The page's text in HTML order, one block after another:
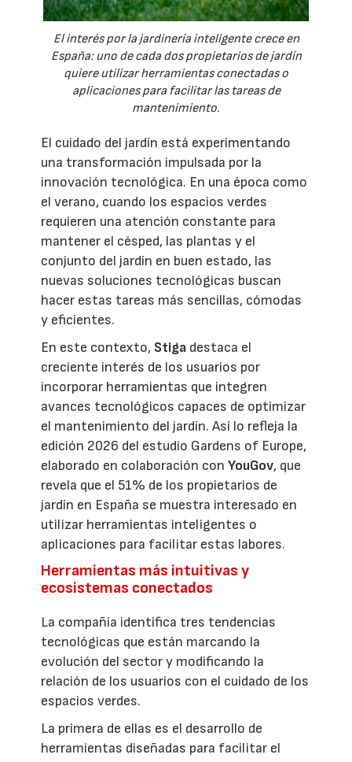
El interés por la jardinería inteligente crece en
España: uno de cada dos propietarios de jardín
quiere utilizar herramientas conectadas o
aplicaciones para facilitar las tareas de
mantenimiento.
El cuidado del jardín está experimentando
una transformación impulsada por la
innovación tecnológica. En una época como
el verano, cuando los espacios verdes
requieren una atención constante para
mantener el césped, las plantas y el
conjunto del jardín en buen estado, las
nuevas soluciones tecnológicas buscan
hacer estas tareas más sencillas, cómodas
y eficientes.
En este contexto, Stiga destaca el
creciente interés de los usuarios por
incorporar herramientas que integren
avances tecnológicos capaces de optimizar
el mantenimiento del jardín. Así lo refleja la
edición 2026 del estudio Gardens of Europe,
elaborado en colaboración conYouGov, que
revela que el 51% de los propietarios de
jardín en España se muestra interesado en
utilizar herramientas inteligentes o
aplicaciones para facilitar estas labores.
Herramientas más intuitivas y
ecosistemas conectados
La compañía identifica tres tendencias
tecnológicas que están marcando la
evolución del sector y modificando la
relación de los usuarios con el cuidado de los
espacios verdes.
La primera de ellas es el desarrollo de
herramientas diseñadas para facilitar el